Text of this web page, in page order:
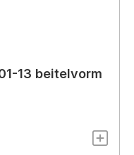
13 beitelvorm